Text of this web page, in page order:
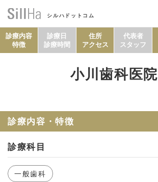
シルハドットコム
診療内容
特徴
診療日
診療時間
住所
アクセス
代表者
スタッフ
小川歯科医院
診療内容・特徴
診療科目
一般歯科